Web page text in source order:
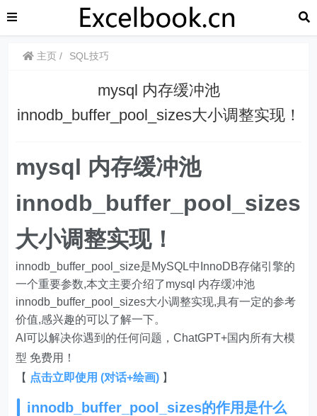
主页 SQL技巧
mysql 内存缓冲池
innodb_buffer_pool_sizes大小调整实现！
mysql 内存缓冲池
innodb_buffer_pool_sizes
大小调整实现！
innodb_buffer_pool_size是MySQL中InnoDB存储引擎的
一个重要参数,本文主要介绍了mysql 内存缓冲池
innodb_buffer_pool_sizes大小调整实现,具有一定的参考
价值,感兴趣的可以了解一下。
AI可以解决你遇到的任何问题，ChatGPT+国内所有大模
型 免费用！
【 点击立即使用 (对话+绘画) 】
innodb_buffer_pool_sizes的作用是什么